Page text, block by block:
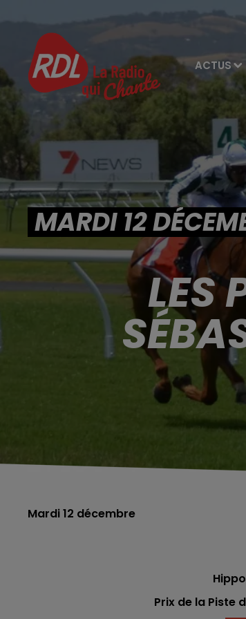
ACTUS
MARDI 12
LES
Mardi 12 décembre
Prix de la Piste